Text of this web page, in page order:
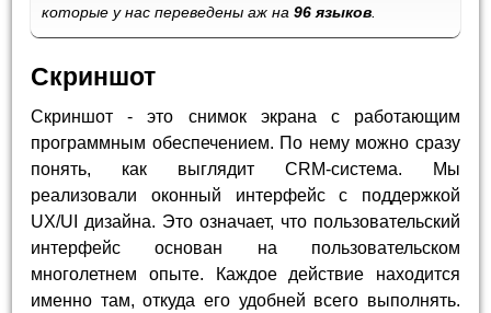
которые у нас переведены аж на96 языков
Скриншот
Скриншот - это снимок экрана с работающим
программным обеспечением. По нему можно сразу
понять, как выглядит CRM-система. Мы
реализовали оконный интерфейс с поддержкой
UX/UI дизайна. Это означает, что пользовательский
интерфейс основан на пользовательском
многолетнем опыте. Каждое действие находится
именно там, откуда его удобней всего выполнять.